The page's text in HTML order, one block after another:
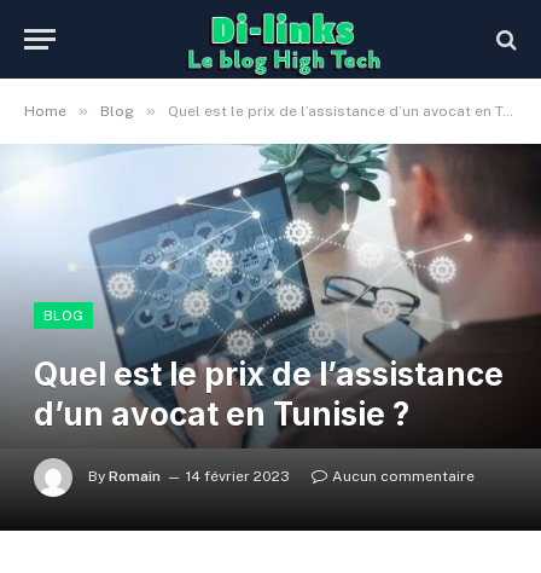
Home » Blog » Quel est le prix de l’assistance d’un avocat en Tunisie ?
BLOG
Quel est le prix de l’assistance
d’un avocat en Tunisie ?
By Romain 14 février 2023 Aucun commentaire